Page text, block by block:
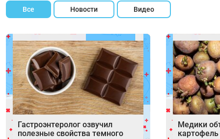
Все Новости Видео
Гастроэнтеролог озвучил
полезные свойства темного
Медики